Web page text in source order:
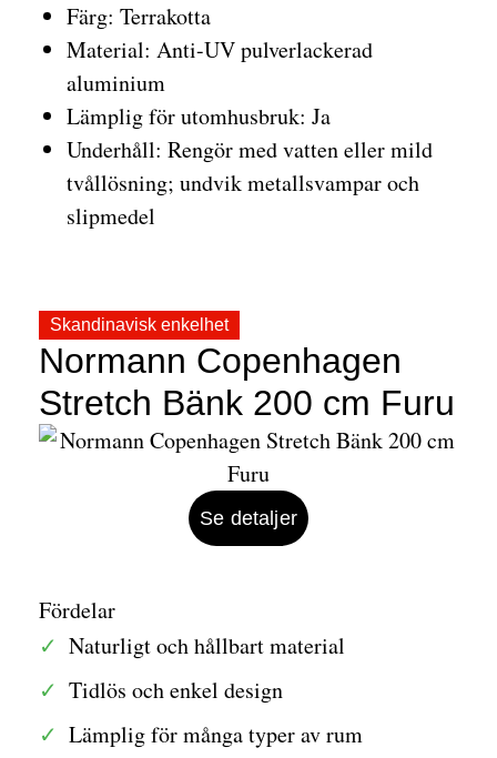
Färg: Terrakotta
Material: Anti-UV pulverlackerad
aluminium
Lämplig för utomhusbruk: Ja
Underhåll: Rengör med vatten eller mild
tvållösning; undvik metallsvampar och
slipmedel
Skandinavisk enkelhet
Normann Copenhagen
Stretch Bänk 200 cm Furu
Fördelar
Naturligt och hållbart material
Tidlös och enkel design
Lämplig för många typer av rum
Se detaljer